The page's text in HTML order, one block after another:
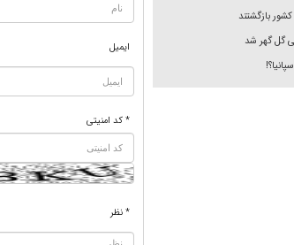
ایمیل
* کد امنیتی
* نظر
گل گهر شد